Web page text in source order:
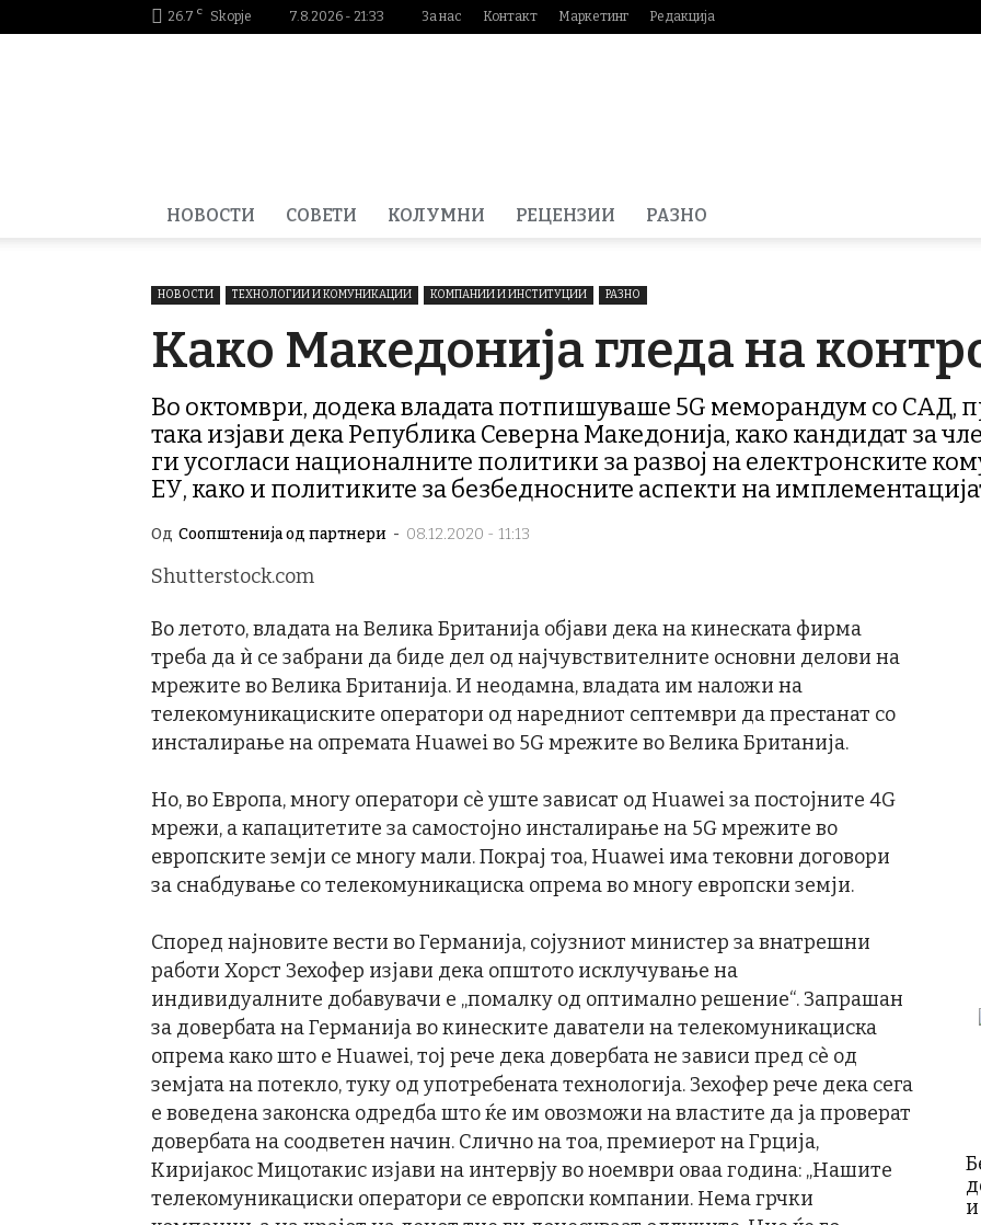
26.7 C Skopje 7.8.2026 - 21:33 За нас Контакт Маркетинг Редакција
НОВОСТИ СОВЕТИ КОЛУМНИ РЕЦЕНЗИИ РАЗНО
НОВОСТИ ТЕХНОЛОГИИ И КОМУНИКАЦИИ КОМПАНИИ И ИНСТИТУЦИИ РАЗНО
Како Македонија гледа на
Во октомври, додека владата потпишуваше 5G меморандум со САД,
така изјави дека Република Северна Македонија, како кандидат за
ги усогласи националните политики за развој на електронските
ЕУ, како и политиките за безбедносните аспекти на
Од Соопштенија од партнери - 08.12.2020 - 11:13
Shutterstock.com
Во летото, владата на Велика Британија објави дека на кинеската фирма
треба да ѝ се забрани да биде дел од најчувствителните основни делови на
мрежите во Велика Британија. И неодамна, владата им наложи на
телекомуникациските оператори од наредниот септември да престанат со
инсталирање на опремата Huawei во 5G мрежите во Велика Британија.
Но, во Европа, многу оператори сè уште зависат од Huawei за постојните 4G
мрежи, а капацитетите за самостојно инсталирање на 5G мрежите во
европските земји се многу мали. Покрај тоа, Huawei има тековни договори
за снабдување со телекомуникациска опрема во многу европски земји.
Според најновите вести во Германија, сојузниот министер за внатрешни
работи Хорст Зехофер изјави дека општото исклучување на
индивидуалните добавувачи е „помалку од оптимално решение“. Запрашан
за довербата на Германија во кинеските даватели на телекомуникациска
опрема како што е Huawei, тој рече дека довербата не зависи пред сѐ од
земјата на потекло, туку од употребената технологија. Зехофер рече дека сега
е воведена законска одредба што ќе им овозможи на властите да ја проверат
довербата на соодветен начин. Слично на тоа, премиерот на Грција,
Киријакос Мицотакис изјави на интервју во ноември оваа година: „Нашите
телекомуникациски оператори се европски компании. Нема грчки